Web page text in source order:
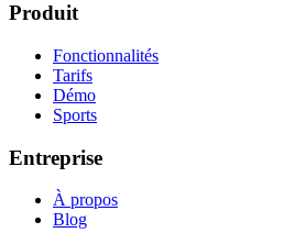
Produit
Fonctionnalités
Tarifs
Démo
Sports
Entreprise
À propos
Blog